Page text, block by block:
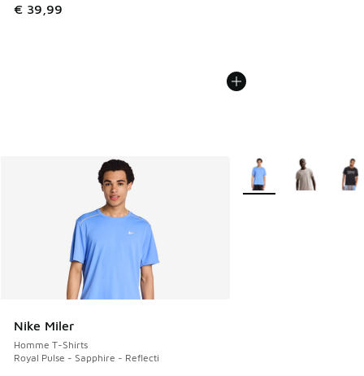
€ 39,99
Nike Miler
Homme T-Shirts
Royal Pulse - Sapphire - Reflecti
Plus de couleurs